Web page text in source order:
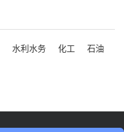
水利水务 化工
石油